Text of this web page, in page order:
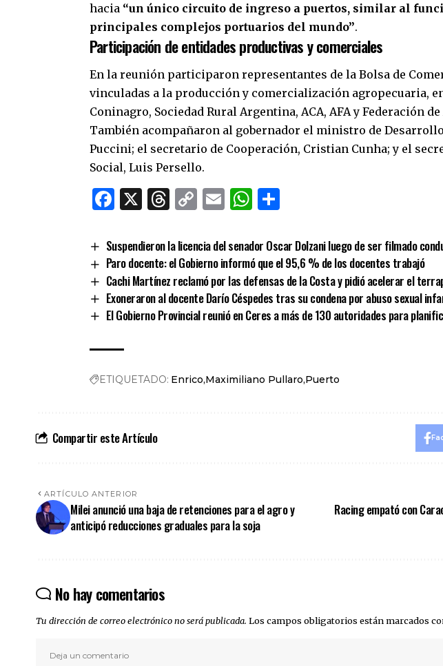
hacia “un único circuito de ingreso a puertos, similar al
principales complejos portuarios del mundo”.
Participación de entidades productivas y comerciales
En la reunión participaron representantes de la Bolsa de
vinculadas a la producción y comercialización agropecuaria,
Coninagro, Sociedad Rural Argentina, ACA, AFA y Federación
También acompañaron al gobernador el ministro de
Puccini; el secretario de Cooperación, Cristian Cunha; y el
Social, Luis Persello.
Facebook
X Threads
CopyEmailWhatsApp
Suspendieron la licencia del senador Oscar Dolzani luego de ser filmado
Paro docente: el Gobierno informó que el 95,6 % de los docentes trabajó
Cachi Martínez reclamó por las defensas de la Costa y pidió acelerar el
Exoneraron al docente Darío Céspedes tras su condena por abuso sexual
El Gobierno Provincial reunió en Ceres a más de 130 autoridades para
ETIQUETADO: Enrico Maximiliano Pullaro Puerto
Compartir este Artículo
ARTÍCULO ANTERIOR
Milei anunció una baja de retenciones para el agro y
anticipó reducciones graduales para la soja
Racing empató con
No hay comentarios
Tu dirección de correo electrónico no será publicada. Los campos obligatorios están marcados